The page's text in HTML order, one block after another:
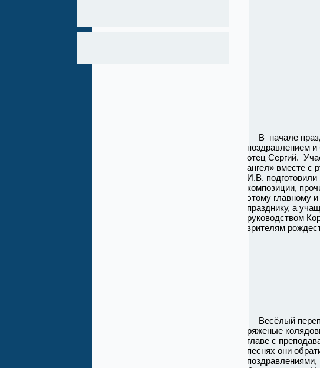
В начале
поздравлением и
отец Сергий.
ангел» вместе с
И.В.
композиции,
этому главному
празднику, а
руководством
зрителям
Весёлый
ряженые
главе с
песнях они